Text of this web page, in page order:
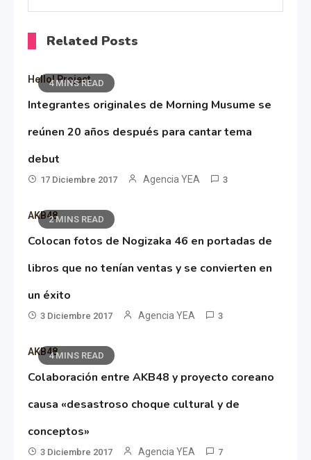
Related Posts
4 MINS READ
Hello! Project
Integrantes originales de Morning Musume se
reúnen 20 años después para cantar tema
debut
17 Diciembre 2017 Agencia YEA 3
2 MINS READ
AKB48
Colocan fotos de Nogizaka 46 en portadas de
libros que no tenían ventas y se convierten en
un éxito
3 Diciembre 2017 Agencia YEA 3
4 MINS READ
AKB48
Colaboración entre AKB48 y proyecto coreano
causa «desastroso choque cultural y de
conceptos»
3 Diciembre 2017 Agencia YEA 7